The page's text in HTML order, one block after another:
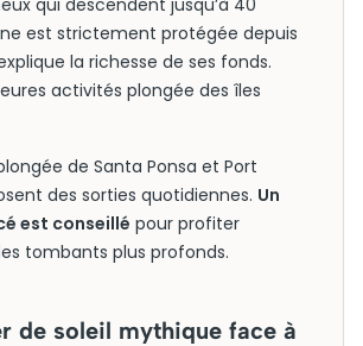
qui descendent jusqu’à 40
est strictement protégée depuis
la richesse de ses fonds.
activités plongée des îles
de Santa Ponsa et Port
des sorties quotidiennes. Un
est conseillé pour profiter
tombants plus profonds.
de soleil mythique face à